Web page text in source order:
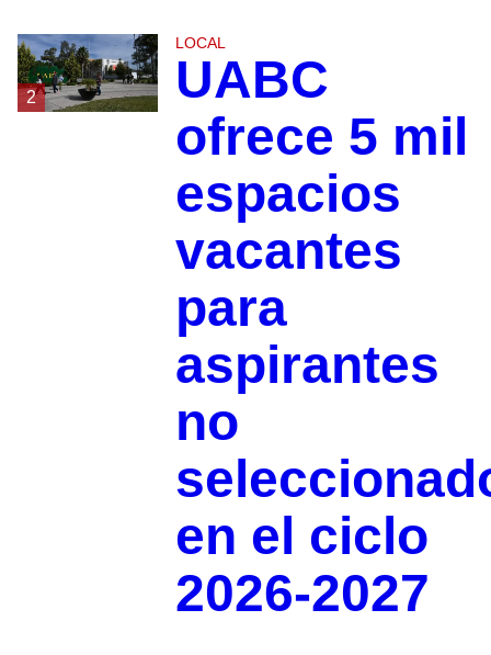
2
LOCAL
UABC
ofrece 5 mil
espacios
vacantes
para
aspirantes
no
en el ciclo
2026-2027